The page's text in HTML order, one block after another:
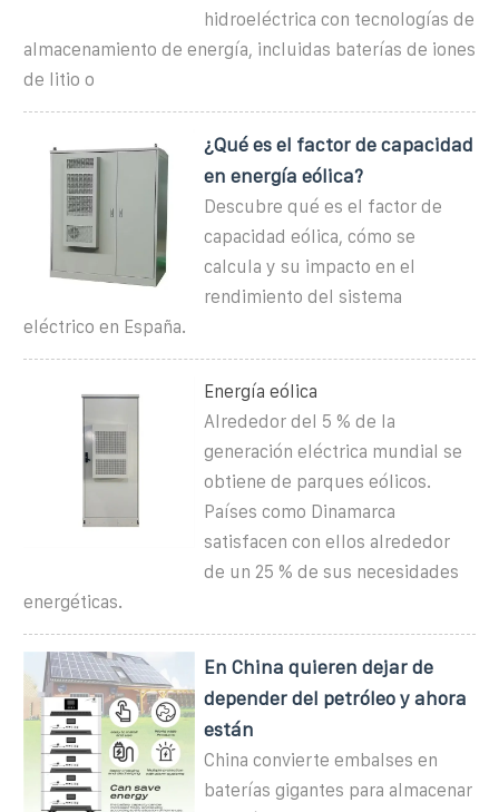
hidroeléctrica con tecnologías de
almacenamiento de energía, incluidas baterías de iones
de litio o
¿Qué es el factor de capacidad
en energía eólica?
Descubre qué es el factor de
capacidad eólica, cómo se
calcula y su impacto en el
rendimiento del sistema
eléctrico en España.
Energía eólica
Alrededor del 5 % de la
generación eléctrica mundial se
obtiene de parques eólicos.
Países como Dinamarca
satisfacen con ellos alrededor
de un 25 % de sus necesidades
energéticas.
En China quieren dejar de
depender del petróleo y ahora
están
China convierte embalses en
baterías gigantes para almacenar